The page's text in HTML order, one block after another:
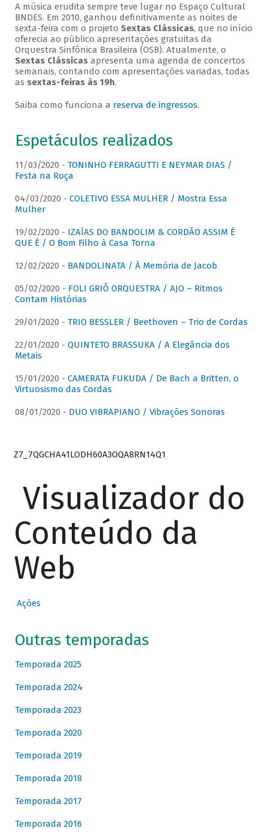
A música erudita sempre teve lugar no Espaço Cultural
BNDES. Em 2010, ganhou definitivamente as noites de
sexta-feira com o projeto Sextas Clássicas, que no início
oferecia ao público apresentações gratuitas da
Orquestra Sinfônica Brasileira (OSB). Atualmente, o
Sextas Clássicasapresenta uma agenda de concertos
semanais, contando com apresentações variadas, todas
as sextas-feiras às 19h.
Saiba como funciona a reserva de ingressos.
Espetáculos realizados
11/03/2020 - TONINHO FERRAGUTTI E NEYMAR DIAS /
Festa na Roça
04/03/2020 - COLETIVO ESSA MULHER / Mostra Essa
Mulher
19/02/2020 - IZAÍAS DO BANDOLIM & CORDÃO ASSIM É
QUE É / O Bom Filho à Casa Torna
12/02/2020 - BANDOLINATA / À Memória de Jacob
05/02/2020 - FOLI GRIÔ ORQUESTRA / AJO – Ritmos
Contam Histórias
29/01/2020 - TRIO BESSLER / Beethoven – Trio de Cordas
22/01/2020 - QUINTETO BRASSUKA / A Elegância dos
Metais
15/01/2020 - CAMERATA FUKUDA / De Bach a Britten, o
Virtuosismo das Cordas
08/01/2020 - DUO VIBRAPIANO / Vibrações Sonoras
Z7_7QGCHA41LODH60A3OQA8RN14Q1
Visualizador do
Conteúdo da
Web
Ações
Outras temporadas
Temporada 2025
Temporada 2024
Temporada 2023
Temporada 2020
Temporada 2019
Temporada 2018
Temporada 2017
Temporada 2016